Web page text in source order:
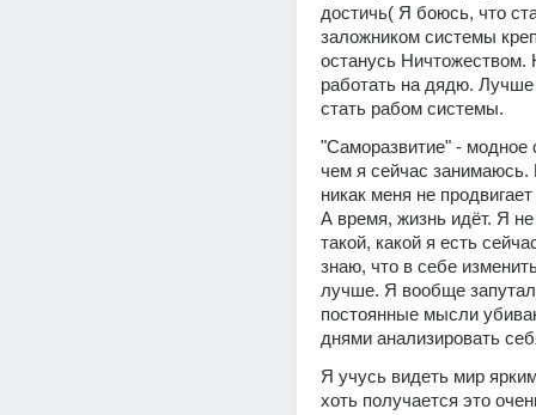
достичь( Я боюсь, что
заложником системы
останусь Ничтожеством.
работать на дядю.
стать рабом системы.
"Саморазвитие" - модное
чем я сейчас занимаюсь.
никак меня не
А время, жизнь идёт. Я
такой, какой я есть
знаю, что в себе
лучше. Я вообще
постоянные мысли
днями анализировать
Я учусь видеть мир
хоть получается это